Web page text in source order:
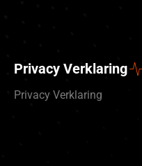
Privacy Verklaring
Privacy Verklaring